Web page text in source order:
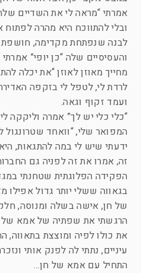
אמרתי “מראה לי את השדיים
ובלי להתווכח היא מהרה
לבנה שנפתחת מקדימה, חושפת
והעסיסיים שלה “כן יופי”
מחייך מאוזן לאוזן “את יכלה
לרדת לי, לטפל לי בזקפה
ועמד זקוף וגאה.
“כלי כלי יש לך” אמרה וליקקה
המפואר שלי, “וואחד שטרונגול
ידעתי שיש לי במה להתגאות,
זה, אמרו את זה לפניה גם
הפקידה הפלוגתית שטחנתי
בגאווה ששלי יותר גדול
של חן, אישה בשלה ומנוסה,
הרגשתי את שפתיה של אמא של
את כולו לפיה ומוצצת בתאווה,
עיניים, נתתי לה לפנק אותי
התחיל עם אמא של חן…